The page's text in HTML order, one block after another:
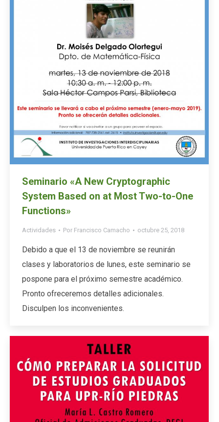
Seminario «A New Cryptographic
System Based on at Most Two-to-One
Functions»
Actividades Por Francisco Camacho octubre 25, 2018
Debido a que el 13 de noviembre se reunirán
clases y laboratorios de lunes, este seminario se
pospone para el próximo semestre académico.
Pronto ofreceremos detalles adicionales.
Disculpen los inconvenientes.